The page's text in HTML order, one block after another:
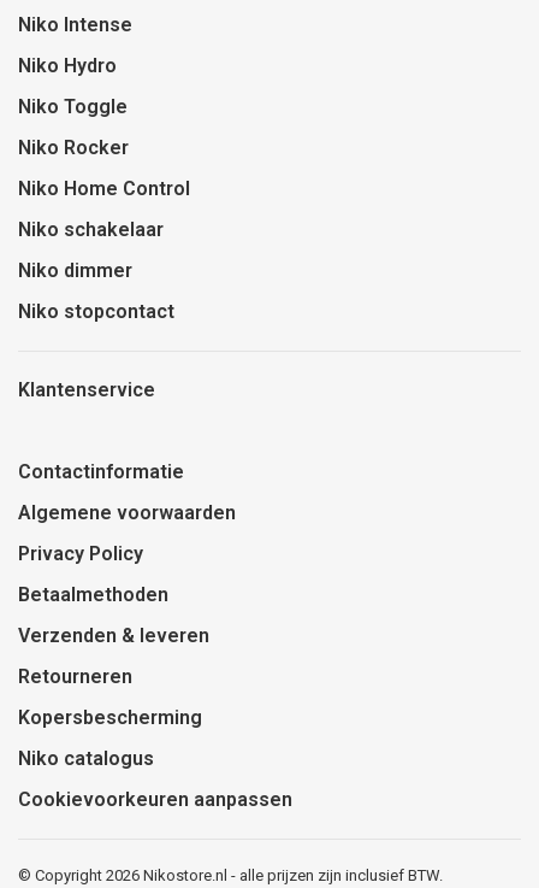
Niko Intense
Niko Hydro
Niko Toggle
Niko Rocker
Niko Home Control
Niko schakelaar
Niko dimmer
Niko stopcontact
Klantenservice
Contactinformatie
Algemene voorwaarden
Privacy Policy
Betaalmethoden
Verzenden & leveren
Retourneren
Kopersbescherming
Niko catalogus
Cookievoorkeuren aanpassen
© Copyright 2026 Nikostore.nl - alle prijzen zijn inclusief BTW.